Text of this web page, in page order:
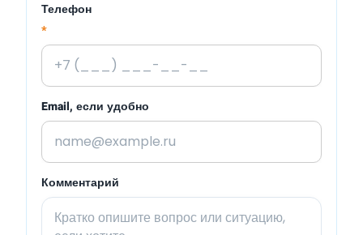
Телефон
*
Email, если удобно
Комментарий